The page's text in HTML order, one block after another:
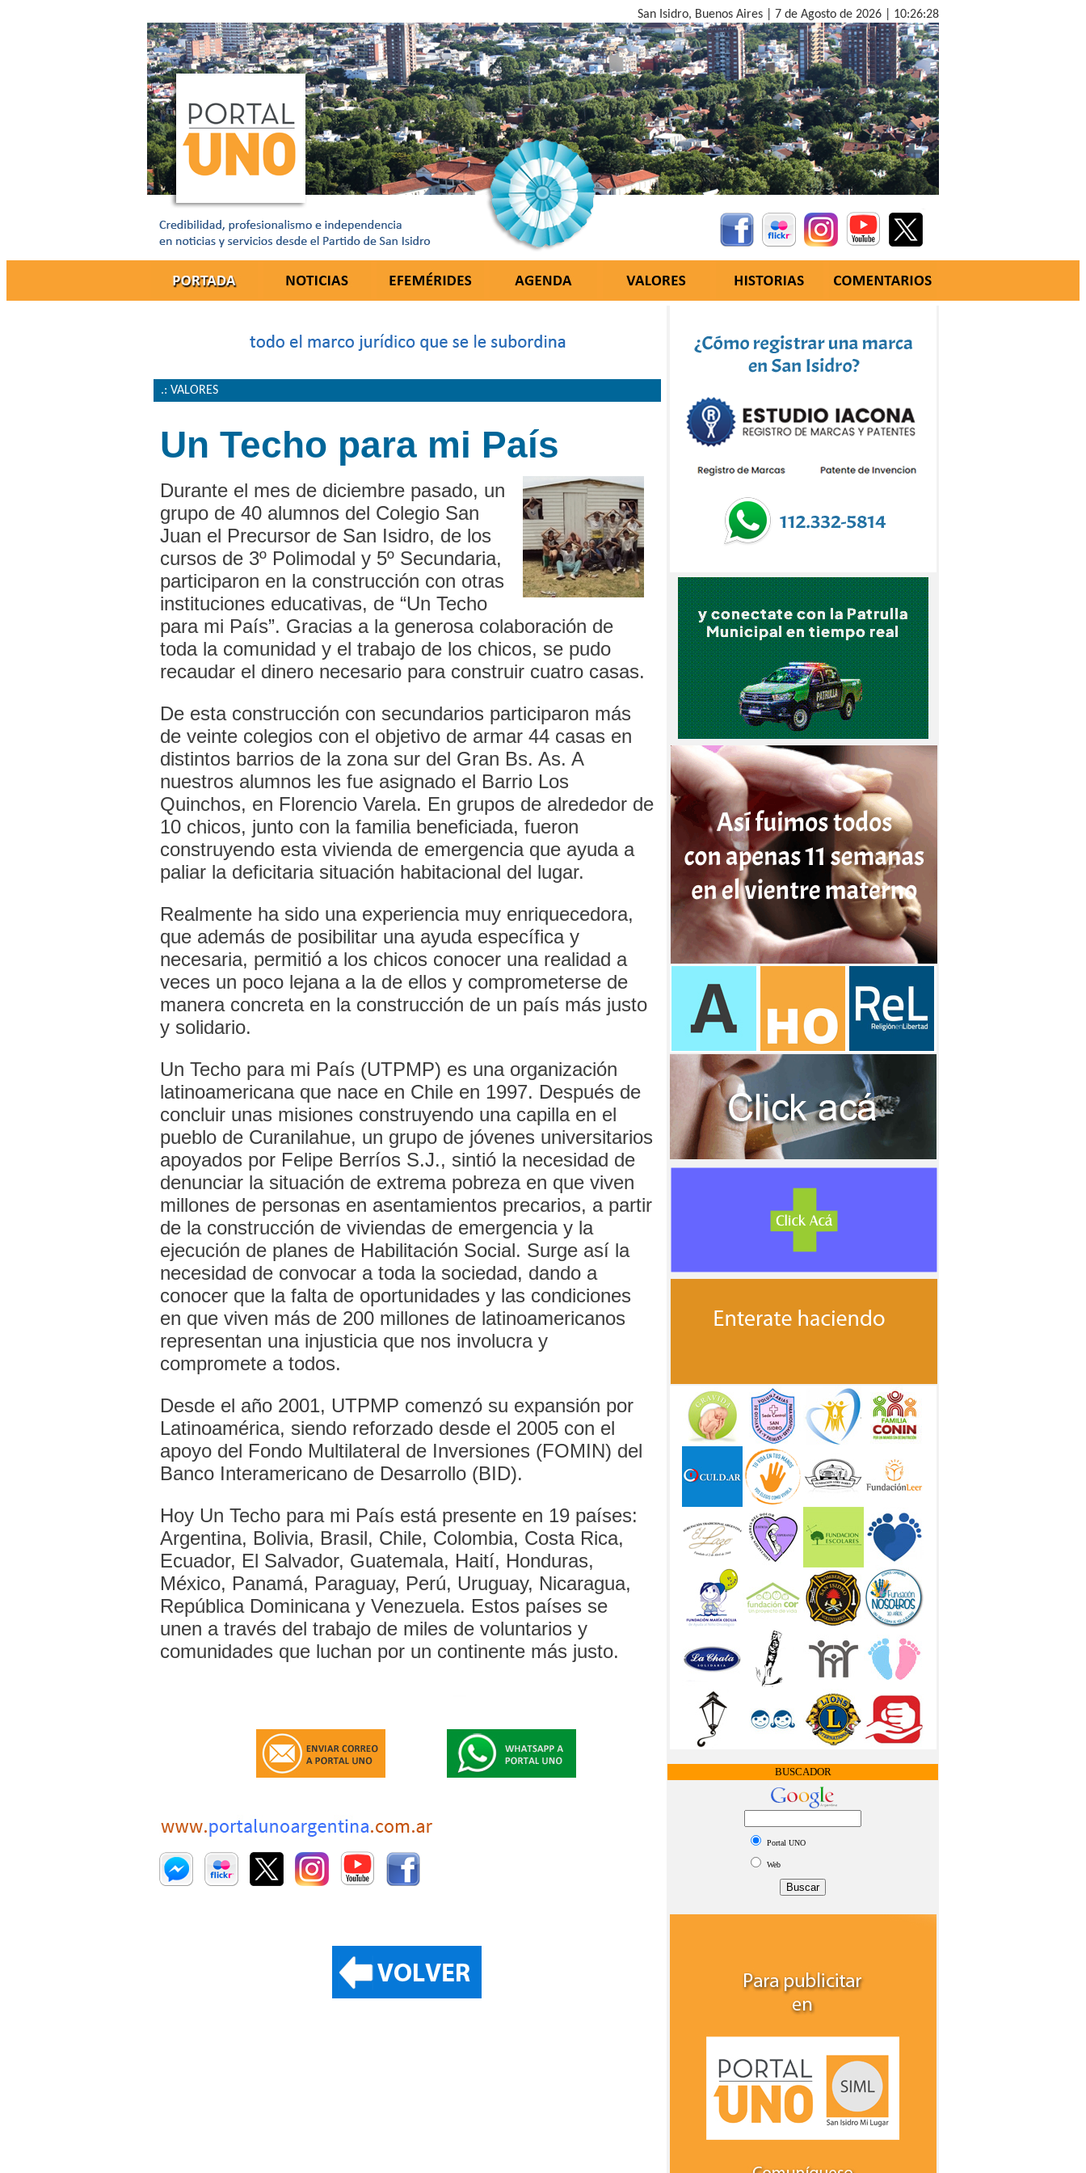
San Isidro, Buenos Aires | 7 de Agosto de 2026 | 10:26:29
.: VALORES
Un Techo para mi País
Durante el mes de diciembre pasado, un
grupo de 40 alumnos del Colegio San
Juan el Precursor de San Isidro, de los
cursos de 3º Polimodal y 5º Secundaria,
participaron en la construcción con otras
instituciones educativas, de “Un Techo
para mi País”. Gracias a la generosa colaboración de
toda la comunidad y el trabajo de los chicos, se pudo
recaudar el dinero necesario para construir cuatro casas.
De esta construcción con secundarios participaron más
de veinte colegios con el objetivo de armar 44 casas en
distintos barrios de la zona sur del Gran Bs. As. A
nuestros alumnos les fue asignado el Barrio Los
Quinchos, en Florencio Varela. En grupos de alrededor de
10 chicos, junto con la familia beneficiada, fueron
construyendo esta vivienda de emergencia que ayuda a
paliar la deficitaria situación habitacional del lugar.
Realmente ha sido una experiencia muy enriquecedora,
que además de posibilitar una ayuda específica y
necesaria, permitió a los chicos conocer una realidad a
veces un poco lejana a la de ellos y comprometerse de
manera concreta en la construcción de un país más justo
y solidario.
Un Techo para mi País (UTPMP) es una organización
latinoamericana que nace en Chile en 1997. Después de
concluir unas misiones construyendo una capilla en el
pueblo de Curanilahue, un grupo de jóvenes universitarios
apoyados por Felipe Berríos S.J., sintió la necesidad de
denunciar la situación de extrema pobreza en que viven
millones de personas en asentamientos precarios, a partir
de la construcción de viviendas de emergencia y la
ejecución de planes de Habilitación Social. Surge así la
necesidad de convocar a toda la sociedad, dando a
conocer que la falta de oportunidades y las condiciones
en que viven más de 200 millones de latinoamericanos
representan una injusticia que nos involucra y
compromete a todos.
Desde el año 2001, UTPMP comenzó su expansión por
Latinoamérica, siendo reforzado desde el 2005 con el
apoyo del Fondo Multilateral de Inversiones (FOMIN) del
Banco Interamericano de Desarrollo (BID).
Hoy Un Techo para mi País está presente en 19 países:
Argentina, Bolivia, Brasil, Chile, Colombia, Costa Rica,
Ecuador, El Salvador, Guatemala, Haití, Honduras,
México, Panamá, Paraguay, Perú, Uruguay, Nicaragua,
República Dominicana y Venezuela. Estos países se
unen a través del trabajo de miles de voluntarios y
comunidades que luchan por un continente más justo.
BUSCADOR
Portal UNO
Web